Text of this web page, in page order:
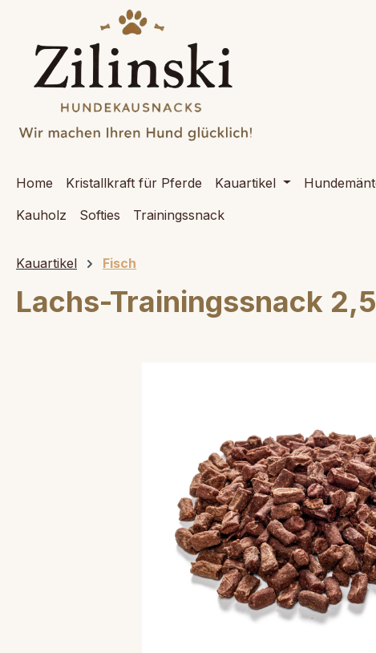
Zur Hauptnavigation springen
Home Kristallkraft für Pferde Kauartikel
Kauholz
Softies Trainingssnack
Kauartikel Fisch
Lachs-Trainingssnack